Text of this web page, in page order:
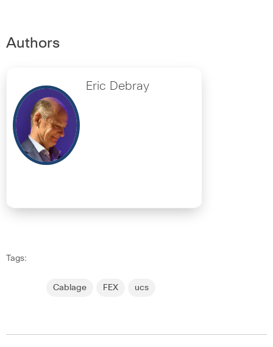
Authors
Eric Debray
Tags:
Cablage FEX ucs